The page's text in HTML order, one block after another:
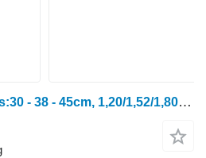
Bomet U013/2 4, korpus:30 - 38 - 45cm, 1,20/1,52/1,80m jednobelkowy Li